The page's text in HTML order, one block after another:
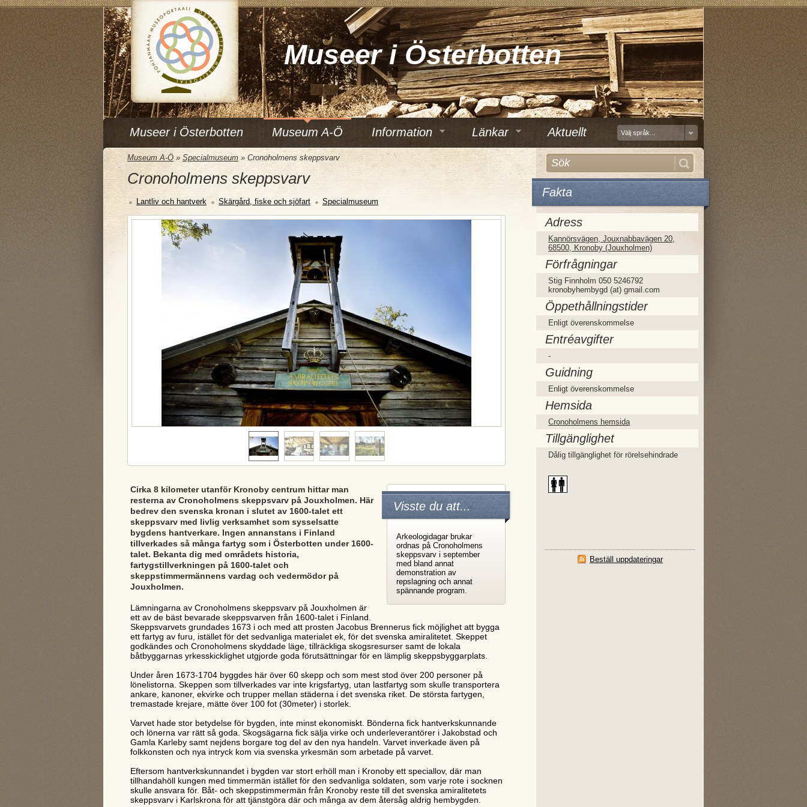
Museer i Österbotten
Museer i Österbotten Museum A-Ö Information Länkar Aktuellt Välj språk...
Fakta
Adress
Kannörsvägen, Jouxnabbavägen 20,
68500, Kronoby (Jouxholmen)
Förfrågningar
Stig Finnholm 050 5246792
kronobyhembygd (at) gmail.com
Öppethållningstider
Enligt överenskommelse
Entréavgifter
-
Guidning
Enligt överenskommelse
Hemsida
Cronoholmens hemsida
Tillgänglighet
Dålig tillgänglighet för rörelsehindrade
Beställ uppdateringar
Museum A-Ö » Specialmuseum » Cronoholmens skeppsvarv
Cronoholmens skeppsvarv
Lantliv och hantverk Skärgård, fiske och sjöfart Specialmuseum
Visste du att...
Arkeologidagar brukar
ordnas på Cronoholmens
skeppsvarv i september
med bland annat
demonstration av
repslagning och annat
spännande program.
Cirka 8 kilometer utanför Kronoby centrum hittar man
resterna av Cronoholmens skeppsvarv på Jouxholmen. Här
bedrev den svenska kronan i slutet av 1600-talet ett
skeppsvarv med livlig verksamhet som sysselsatte
bygdens hantverkare. Ingen annanstans i Finland
tillverkades så många fartyg som i Österbotten under 1600-
talet. Bekanta dig med områdets historia,
fartygstillverkningen på 1600-talet och
skeppstimmermännens vardag och vedermödor på
Jouxholmen.
Lämningarna av Cronoholmens skeppsvarv på Jouxholmen är
ett av de bäst bevarade skeppsvarven från 1600-talet i Finland.
Skeppsvarvets grundades 1673 i och med att prosten Jacobus Brennerus fick möjlighet att bygga
ett fartyg av furu, istället för det sedvanliga materialet ek, för det svenska amiralitetet. Skeppet
godkändes och Cronoholmens skyddade läge, tillräckliga skogsresurser samt de lokala
båtbyggarnas yrkesskicklighet utgjorde goda förutsättningar för en lämplig skeppsbyggarplats.
Under åren 1673-1704 byggdes här över 60 skepp och som mest stod över 200 personer på
lönelistorna. Skeppen som tillverkades var inte krigsfartyg, utan lastfartyg som skulle transportera
ankare, kanoner, ekvirke och trupper mellan städerna i det svenska riket. De största fartygen,
tremastade krejare, mätte över 100 fot (30meter) i storlek.
Varvet hade stor betydelse för bygden, inte minst ekonomiskt. Bönderna fick hantverkskunnande
och lönerna var rätt så goda. Skogsägarna fick sälja virke och underleverantörer i Jakobstad och
Gamla Karleby samt nejdens borgare tog del av den nya handeln. Varvet inverkade även på
folkkonsten och nya intryck kom via svenska yrkesmän som arbetade på varvet.
Eftersom hantverkskunnandet i bygden var stort erhöll man i Kronoby ett speciallov, där man
tillhandahöll kungen med timmermän istället för den sedvanliga soldaten, som varje rote i socknen
skulle ansvara för. Båt- och skeppstimmermän från Kronoby reste till det svenska amiralitetets
skeppsvarv i Karlskrona för att tjänstgöra där och många av dem återsåg aldrig hembygden.